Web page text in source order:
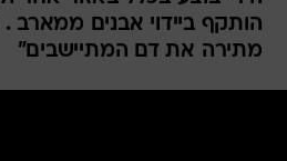
הותקף ביידוי אבנים
מתירה את דם המתיישבים"